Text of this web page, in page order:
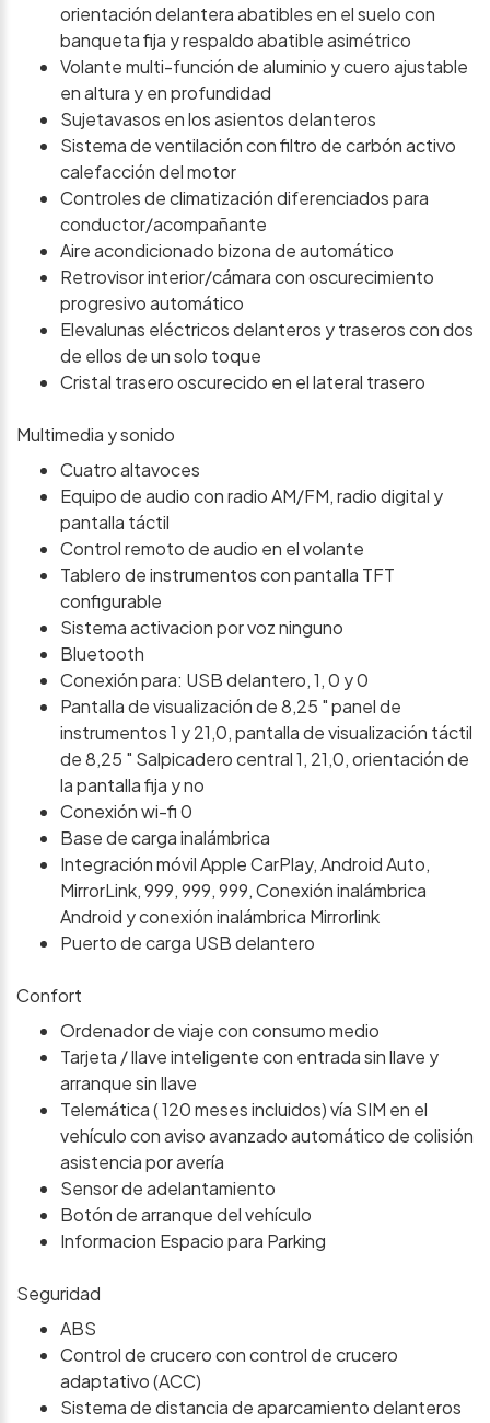
orientación delantera abatibles en el suelo con
banqueta fija y respaldo abatible asimétrico
Volante multi-función de aluminio y cuero ajustable
en altura y en profundidad
Sujetavasos en los asientos delanteros
Sistema de ventilación con filtro de carbón activo
calefacción del motor
Controles de climatización diferenciados para
conductor/acompañante
Aire acondicionado bizona de automático
Retrovisor interior/cámara con oscurecimiento
progresivo automático
Elevalunas eléctricos delanteros y traseros con dos
de ellos de un solo toque
Cristal trasero oscurecido en el lateral trasero
Multimedia y sonido
Cuatro altavoces
Equipo de audio con radio AM/FM, radio digital y
pantalla táctil
Control remoto de audio en el volante
Tablero de instrumentos con pantalla TFT
configurable
Sistema activacion por voz ninguno
Bluetooth
Conexión para: USB delantero, 1, 0 y 0
Pantalla de visualización de 8,25 " panel de
instrumentos 1 y 21,0, pantalla de visualización táctil
de 8,25 " Salpicadero central 1, 21,0, orientación de
la pantalla fija y no
Conexión wi-fi 0
Base de carga inalámbrica
Integración móvil Apple CarPlay, Android Auto,
MirrorLink, 999, 999, 999, Conexión inalámbrica
Android y conexión inalámbrica Mirrorlink
Puerto de carga USB delantero
Confort
Ordenador de viaje con consumo medio
Tarjeta / llave inteligente con entrada sin llave y
arranque sin llave
Telemática ( 120 meses incluidos) vía SIM en el
vehículo con aviso avanzado automático de colisión
asistencia por avería
Sensor de adelantamiento
Botón de arranque del vehículo
Informacion Espacio para Parking
Seguridad
ABS
Control de crucero con control de crucero
adaptativo (ACC)
Sistema de distancia de aparcamiento delanteros